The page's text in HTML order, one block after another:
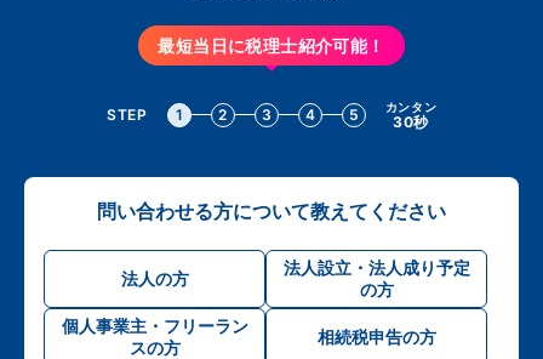
最短当日に税理士紹介可能！
STEP 1 2 3 4 5 カンタン
30秒
問い合わせる方について教えてください
法人の方
法人設立・法人成り予定
の方
個人事業主・フリーラン
スの方
相続税申告の方